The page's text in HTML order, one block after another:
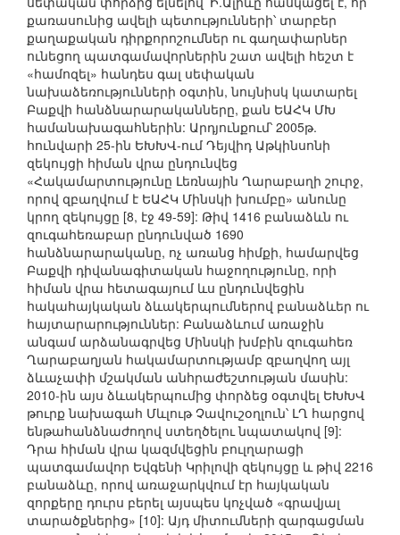
քառասունից ավելի պետությունների՝ տարբեր
քաղաքական դիրքորոշումներ ու գաղափարներ
ունեցող պատգամավորներին շատ ավելի հեշտ է
«համոզել» հանդես գալ սեփական
նախաձեռությունների օգտին, նույնիսկ կատարել
Բաքվի հանձնարարականները, քան ԵԱՀԿ ՄԽ
համանախագահներին: Արդյունքում՝ 2005թ.
հունվարի 25-ին ԵԽԽՎ-ում Դեյվիդ Աթկինսոնի
զեկույցի հիման վրա ընդունվեց
«Հակամարտությունը Լեռնային Ղարաբաղի շուրջ,
որով զբաղվում է ԵԱՀԿ Մինսկի խումբը» անունը
կրող զեկույցը [8, էջ 49-59]: Թիվ 1416 բանաձևն ու
զուգահեռաբար ընդունված 1690
հանձնարարականը, ոչ առանց հիմքի, համարվեց
Բաքվի դիվանագիտական հաջողությունը, որի
հիման վրա հետագայում ևս ընդունվեցին
հակահայկական ձևակերպումներով բանաձևեր ու
հայտարարություններ: Բանաձևում առաջին
անգամ արձանագրվեց Մինսկի խմբին զուգահեռ
Ղարաբաղյան հակամարտությամբ զբաղվող այլ
ձևաչափի մշակման անհրաժեշտության մասին:
2010-ին այս ձևակերպումից փորձեց օգտվել ԵԽԽՎ
թուրք նախագահ Մևլութ Չավուշօղլուն՝ ԼՂ հարցով
ենթահանձնաժողով ստեղծելու նպատակով [9]:
Դրա հիման վրա կազմվեցին բուլղարացի
պատգամավոր Եվգենի Կրիլովի զեկույցը և թիվ 2216
բանաձևը, որով առաջարկվում էր հայկական
զորքերը դուրս բերել այսպես կոչված «գրավյալ
տարածքներից» [10]: Այդ միտումների զարգացման